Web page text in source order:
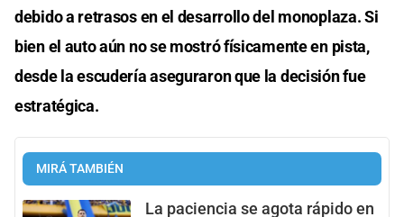
debido a retrasos en el desarrollo del monoplaza. Si
bien el auto aún no se mostró físicamente en pista,
desde la escudería aseguraron que la decisión fue
estratégica.
MIRÁ TAMBIÉN
La paciencia se agota rápido en